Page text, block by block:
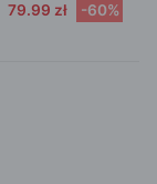
79.99 zł -60%